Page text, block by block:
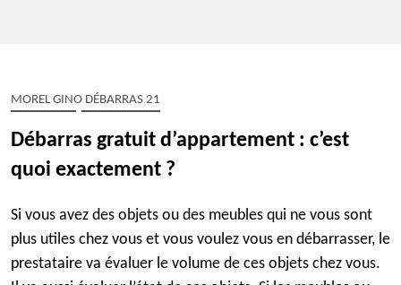
MOREL GINO DÉBARRAS 21
Débarras gratuit d’appartement : c’est
quoi exactement ?
Si vous avez des objets ou des meubles qui ne vous sont
plus utiles chez vous et vous voulez vous en débarrasser, le
prestataire va évaluer le volume de ces objets chez vous.